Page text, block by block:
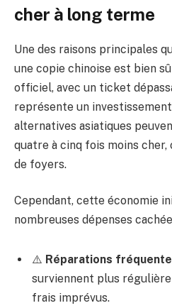
cher à long terme
Une des raisons principales
une copie chinoise est bien
officiel, avec un ticket
représente un
alternatives asiatiques
quatre à cinq fois moins cher,
de foyers.
Cependant, cette économie
nombreuses dépenses
⚠️ Réparations
surviennent plus
frais imprévus.